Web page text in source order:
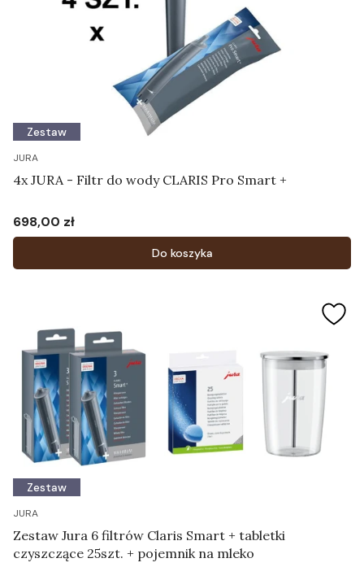
Zestaw
JURA
4x JURA - Filtr do wody CLARIS Pro Smart +
Cena
698,00 zł
Do koszyka
Zestaw
JURA
Zestaw Jura 6 filtrów Claris Smart + tabletki
czyszczące 25szt. + pojemnik na mleko